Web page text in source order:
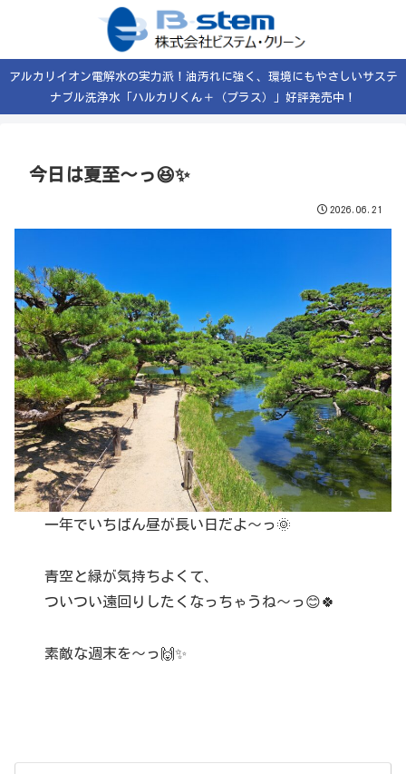
アルカリイオン電解水の実力派！油汚れに強く、環境にもやさしいサステ
ナブル洗浄水「ハルカリくん＋（プラス）」好評発売中！
今日は夏至〜っ😆✨
2026.06.21
一年でいちばん昼が長い日だよ〜っ🌞
青空と緑が気持ちよくて、
ついつい遠回りしたくなっちゃうね〜っ😊🍀
素敵な週末を〜っ🙌✨